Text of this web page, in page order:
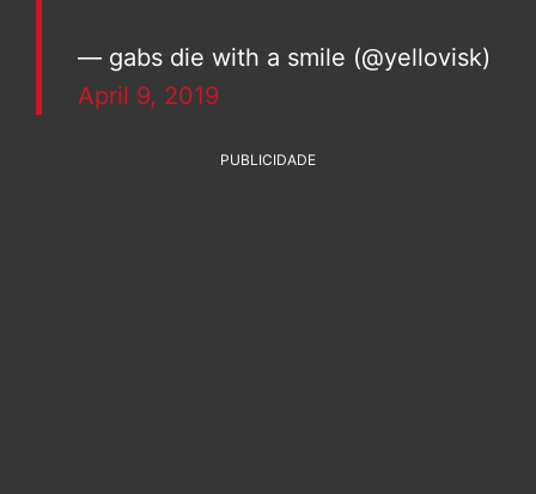
— gabs die with a smile (@yellovisk)
April 9, 2019
PUBLICIDADE